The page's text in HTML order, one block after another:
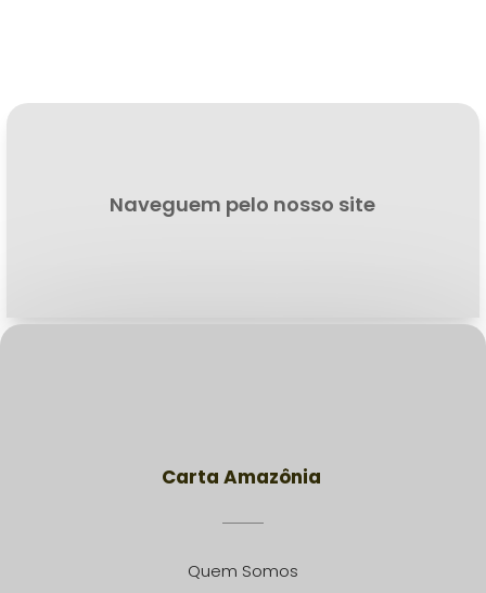
Naveguem pelo nosso site
Carta Amazônia
Quem Somos